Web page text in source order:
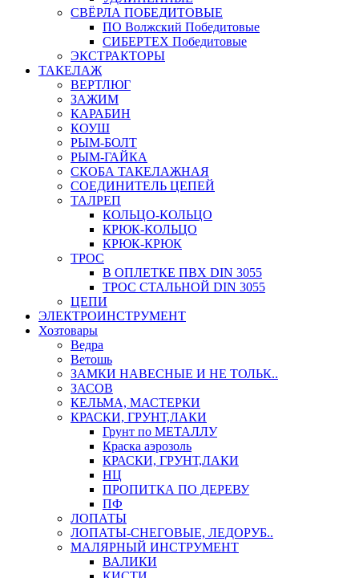
СВЁРЛА ПОБЕДИТОВЫЕ
ПО Волжский Победитовые
СИБЕРТЕХ Победитовые
ЭКСТРАКТОРЫ
ТАКЕЛАЖ
ВЕРТЛЮГ
ЗАЖИМ
КАРАБИН
КОУШ
РЫМ-БОЛТ
РЫМ-ГАЙКА
СКОБА ТАКЕЛАЖНАЯ
СОЕДИНИТЕЛЬ ЦЕПЕЙ
ТАЛРЕП
КОЛЬЦО-КОЛЬЦО
КРЮК-КОЛЬЦО
КРЮК-КРЮК
ТРОС
В ОПЛЕТКЕ ПВХ DIN 3055
ТРОС СТАЛЬНОЙ DIN 3055
ЦЕПИ
ЭЛЕКТРОИНСТРУМЕНТ
Хозтовары
Ведра
Ветошь
ЗАМКИ НАВЕСНЫЕ И НЕ ТОЛЬК..
ЗАСОВ
КЕЛЬМА, МАСТЕРКИ
КРАСКИ, ГРУНТ,ЛАКИ
Грунт по МЕТАЛЛУ
Краска аэрозоль
КРАСКИ, ГРУНТ,ЛАКИ
НЦ
ПРОПИТКА ПО ДЕРЕВУ
ПФ
ЛОПАТЫ
ЛОПАТЫ-СНЕГОВЫЕ, ЛЕДОРУБ..
МАЛЯРНЫЙ ИНСТРУМЕНТ
ВАЛИКИ